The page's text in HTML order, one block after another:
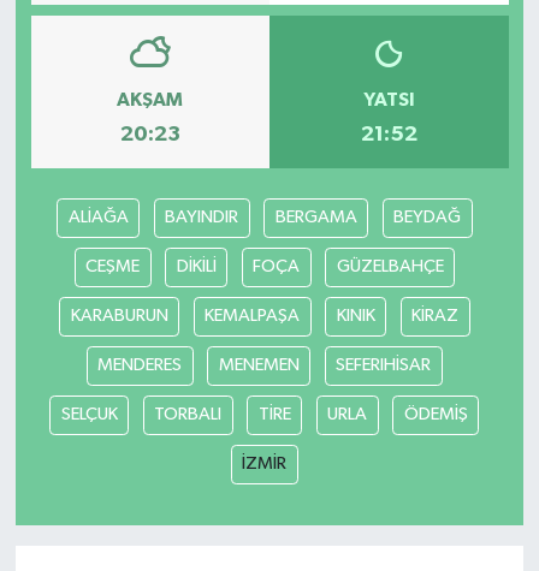
AKŞAM
20:23
YATSI
21:52
ALİAĞA BAYINDIR BERGAMA BEYDAĞ
CEŞME DİKİLİ FOÇA GÜZELBAHÇE
KARABURUN KEMALPAŞA KINIK KİRAZ
MENDERES MENEMEN SEFERIHİSAR
SELÇUK TORBALI TİRE URLA ÖDEMİŞ
İZMİR